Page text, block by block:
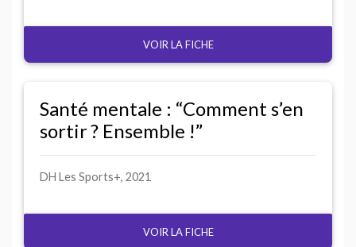
VOIR LA FICHE
Santé mentale : “Comment s’en
sortir? Ensemble !”
DH Les Sports+, 2021
VOIR LA FICHE